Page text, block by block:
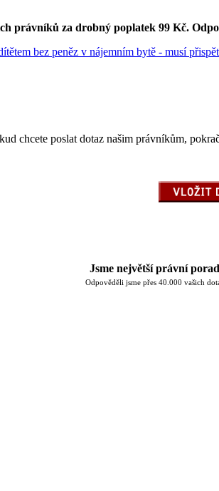
právníků za drobný poplatek 99 Kč.
bez peněz v nájemním bytě - musí
chcete poslat dotaz našim právníkům,
Jsme největší právní
Odpověděli jsme přes 40.000 vašich